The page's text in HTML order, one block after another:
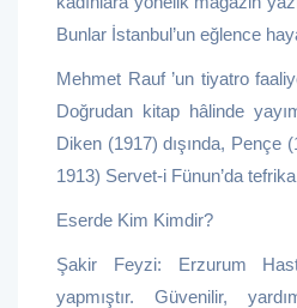
Bunlar İstanbul’un eğlence
Mehmet Rauf ’un tiyatro
Doğrudan kitap hâlinde
Diken (1917) dışında, Pençe
1913) Servet-i Fünun’da
Eserde Kim Kimdir?
Şakir Feyzi: Erzurum
yapmıştır. Güvenilir,